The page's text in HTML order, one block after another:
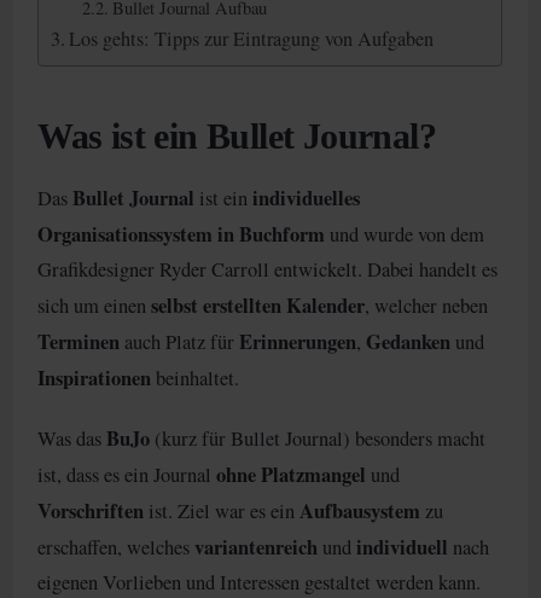
Bullet Journal Aufbau
Los gehts: Tipps zur Eintragung von Aufgaben
Was ist ein Bullet Journal?
Das Bullet Journal ist ein individuelles
Organisationssystem in Buchform und wurde von dem
Grafikdesigner Ryder Carroll entwickelt. Dabei handelt es
sich um einenselbst erstellten Kalender, welcher neben
Terminen auch Platz für Erinnerungen, Gedanken und
Inspirationen beinhaltet.
Was das BuJo (kurz für Bullet Journal) besonders macht
ist, dass es ein Journalohne Platzmangel und
Vorschriften ist. Ziel war es einAufbausystem zu
erschaffen, welches variantenreich und individuell nach
eigenen Vorlieben und Interessen gestaltet werden kann.